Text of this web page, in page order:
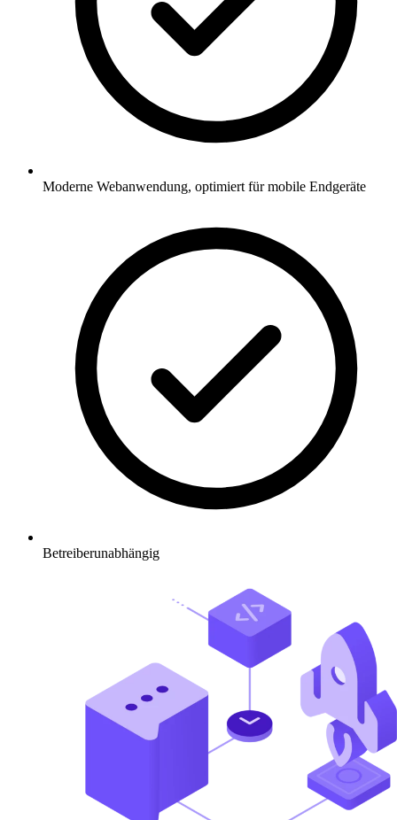
Moderne Webanwendung, optimiert für mobile Endgeräte
Betreiberunabhängig